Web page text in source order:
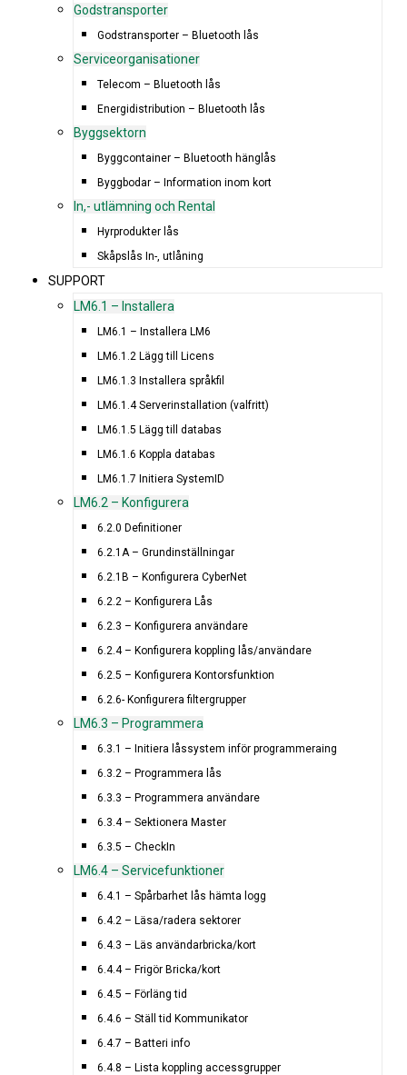
Godstransporter
Godstransporter – Bluetooth lås
Serviceorganisationer
Telecom – Bluetooth lås
Energidistribution – Bluetooth lås
Byggsektorn
Byggcontainer – Bluetooth hänglås
Byggbodar – Information inom kort
In,- utlämning och Rental
Hyrprodukter lås
Skåpslås In-, utlåning
SUPPORT
LM6.1 – Installera
LM6.1 – Installera LM6
LM6.1.2 Lägg till Licens
LM6.1.3 Installera språkfil
LM6.1.4 Serverinstallation (valfritt)
LM6.1.5 Lägg till databas
LM6.1.6 Koppla databas
LM6.1.7 Initiera SystemID
LM6.2 – Konfigurera
6.2.0 Definitioner
6.2.1A – Grundinställningar
6.2.1B – Konfigurera CyberNet
6.2.2 – Konfigurera Lås
6.2.3 – Konfigurera användare
6.2.4 – Konfigurera koppling lås/användare
6.2.5 – Konfigurera Kontorsfunktion
6.2.6- Konfigurera filtergrupper
LM6.3 – Programmera
6.3.1 – Initiera låssystem inför programmeraing
6.3.2 – Programmera lås
6.3.3 – Programmera användare
6.3.4 – Sektionera Master
6.3.5 – CheckIn
LM6.4 – Servicefunktioner
6.4.1 – Spårbarhet lås hämta logg
6.4.2 – Läsa/radera sektorer
6.4.3 – Läs användarbricka/kort
6.4.4 – Frigör Bricka/kort
6.4.5 – Förläng tid
6.4.6 – Ställ tid Kommunikator
6.4.7 – Batteri info
6.4.8 – Lista koppling accessgrupper